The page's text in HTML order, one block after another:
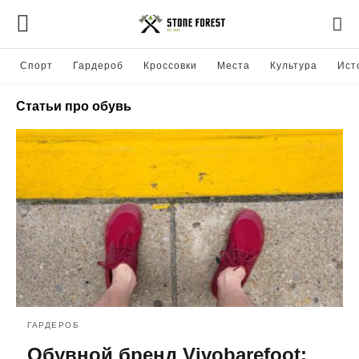
Спорт Гардероб Кроссовки Места Культура
Статьи про обувь
ГАРДЕРОБ
Обувной бренд Vivobarefoot: